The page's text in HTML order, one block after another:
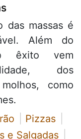
das massas é
Além do
êxito vem
dos
como
Pizzas
e Salgadas